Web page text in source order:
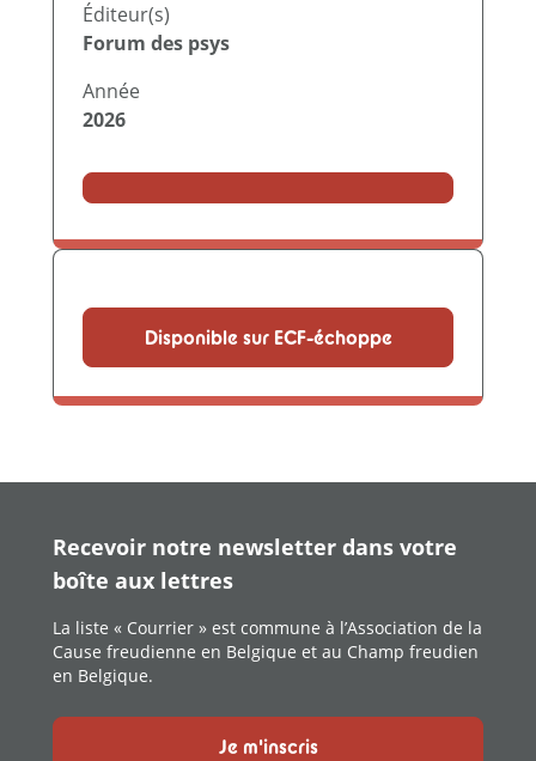
Éditeur(s)
Forum des psys
Année
2026
Disponible sur ECF-échoppe
Recevoir notre newsletter dans votre
boîte aux lettres
La liste « Courrier » est commune à l’Association de la
Cause freudienne en Belgique et au Champ freudien
en Belgique.
Je m'inscris